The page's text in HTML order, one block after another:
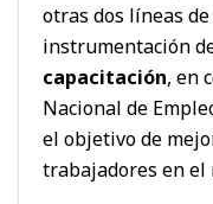
otras dos líneas
instrumentación
capacitación, en
Nacional de
el objetivo de
trabajadores en el